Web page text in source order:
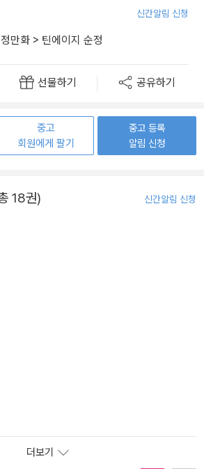
신간알림 신청
만화 > 틴에이지 순정
선물하기 공유하기
중고
회원에게 팔기
중고 등록
알림 신청
18권) 신간알림 신청
더보기